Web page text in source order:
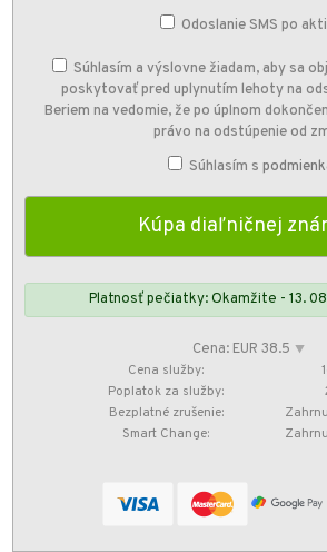
Odoslanie SMS po
Súhlasím a výslovne žiadam, aby sa
poskytovať pred uplynutím lehoty na
Beriem na vedomie, že po úplnom
právo na odstúpenie od
Súhlasím s
Platnosť pečiatky: Okamžite - 13.
Cena: EUR 38.5 ⯆
Cena služby:
Poplatok za služby:
Bezplatné zrušenie:
Smart Change: